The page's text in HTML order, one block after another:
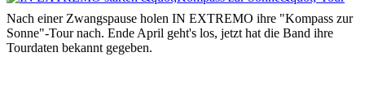
Nach einer Zwangspause holen IN EXTREMO ihre "Kompass zur
Sonne"-Tour nach. Ende April geht's los, jetzt hat die Band ihre
Tourdaten bekannt gegeben.